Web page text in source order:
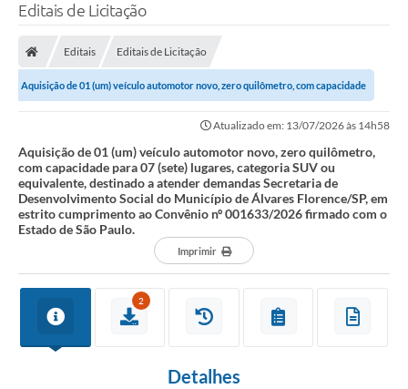
Editais de Licitação
Editais Editais de Licitação
Aquisição de 01 (um) veículo automotor novo, zero quilômetro, com capacidade
Atualizado em: 13/07/2026 às 14h58
Aquisição de 01 (um) veículo automotor novo, zero quilômetro,
com capacidade para 07 (sete) lugares, categoria SUV ou
equivalente, destinado a atender demandas Secretaria de
Desenvolvimento Social do Município de Álvares Florence/SP, em
estrito cumprimento ao Convênio nº 001633/2026 firmado com o
Estado de São Paulo.
Imprimir
2
Detalhes